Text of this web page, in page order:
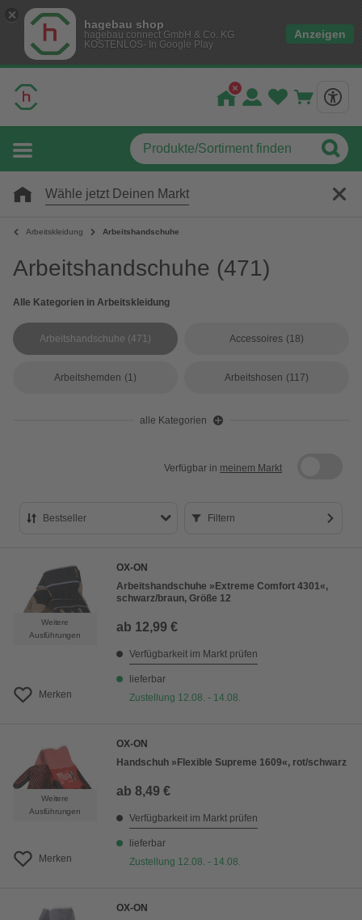
hagebau shop
hagebau connect GmbH & Co. KG
KOSTENLOS- In Google Play
Anzeigen
Wähle jetzt Deinen Markt
Arbeitskleidung Arbeitshandschuhe
Arbeitshandschuhe (471)
Alle Kategorien in Arbeitskleidung
Arbeitshandschuhe (471) Accessoires (18)
Arbeitshemden (1) Arbeitshosen (117)
alle Kategorien
Verfügbar in meinem Markt
Bestseller
Preis aufsteigend
Preis absteigend
Bewertung
Filtern
Weitere
Ausführungen
Merken
OX-ON
Arbeitshandschuhe »Extreme Comfort 4301«,
schwarz/braun, Größe 12
ab 12,99 €
Verfügbarkeit im Markt prüfen
lieferbar
Zustellung 12.08. - 14.08.
Weitere
Ausführungen
Merken
OX-ON
Handschuh »Flexible Supreme 1609«, rot/schwarz
ab 8,49 €
Verfügbarkeit im Markt prüfen
lieferbar
Zustellung 12.08. - 14.08.
OX-ON